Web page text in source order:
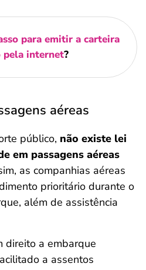
para emitir a carteira
pela internet?
aéreas
público, não existe lei
em passagens aéreas
as companhias aéreas
prioritário durante o
além de assistência
direito a embarque
a assentos